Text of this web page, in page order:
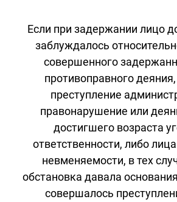
Если при задержании лицо
заблуждалось
совершенного
противоправного
преступление
правонарушение или
достигшего возраста
ответственности, либо
невменяемости, в тех
обстановка давала
совершалось